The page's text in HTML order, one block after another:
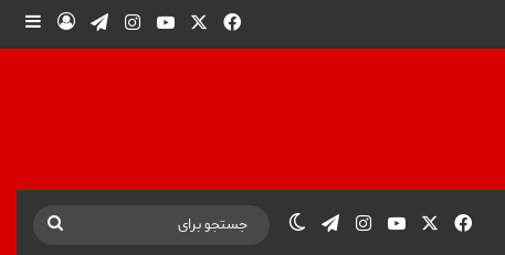
فیس بوکیوتیوباینستاگرام
تلگرامورود
فیس بوکیوتیوباینستاگرام
تلگرامتغییر پوسته
جستجو